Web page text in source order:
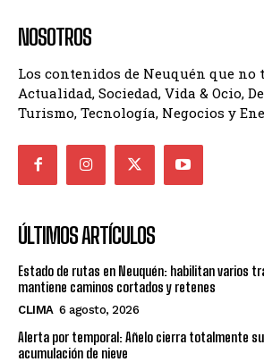
NOSOTROS
Los contenidos de Neuquén que no
Actualidad, Sociedad, Vida & Ocio,
Turismo, Tecnología, Negocios y
ÚLTIMOS ARTÍCULOS
Estado de rutas en Neuquén: habilitan varios
mantiene caminos cortados y retenes
CLIMA 6 agosto, 2026
Alerta por temporal: Añelo cierra totalmente
acumulación de nieve